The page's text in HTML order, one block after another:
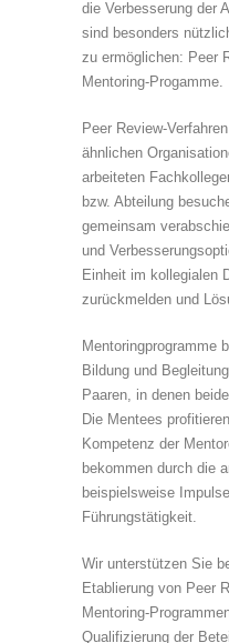
die Verbesserung der
sind besonders
zu ermöglichen: Peer
Mentoring-Progamme.
Peer Review-
ähnlichen
arbeiteten
bzw. Abteilung
gemeinsam
und
Einheit im kollegialen
zurückmelden und
Mentoringprogramme
Bildung und
Paaren, in denen
Die Mentees
Kompetenz der
bekommen durch die
beispielsweise
Führungstätigkeit.
Wir unterstützen Sie
Etablierung von Peer
Mentoring-
Qualifizierung der